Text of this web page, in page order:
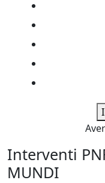
Interventi
MUNDI